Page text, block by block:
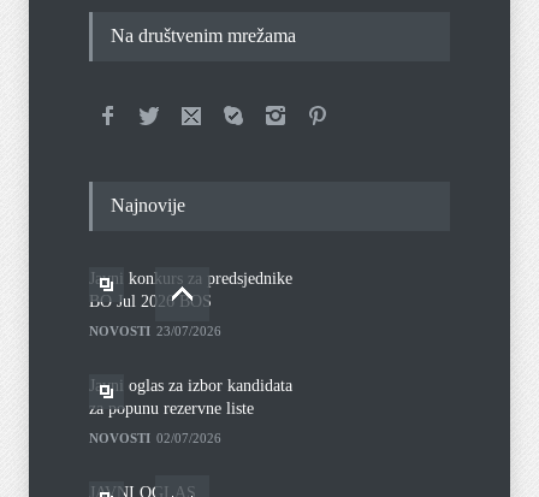
Na društvenim mrežama
Najnovije
Javni konkurs za predsjednike
BO Jul 2026 BOS
NOVOSTI 23/07/2026
Javni oglas za izbor kandidata
za popunu rezervne liste
NOVOSTI 02/07/2026
JAVNI OGLAS